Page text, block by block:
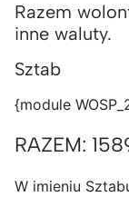
Razem
inne waluty.
Sztab
{module
RAZEM:
W imieniu